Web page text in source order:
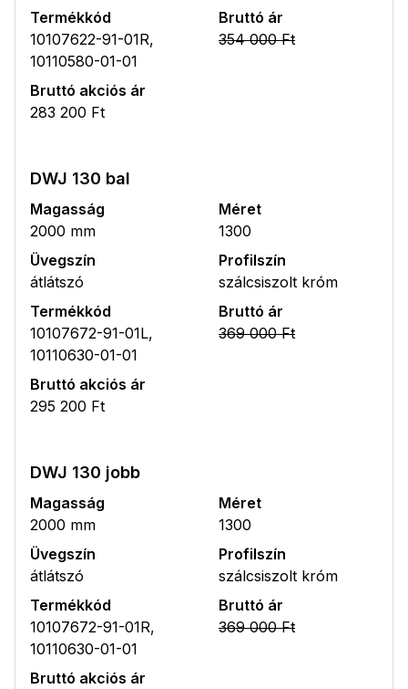
Termékkód
10107622-91-01R,
10110580-01-01
Bruttó ár
354 000 Ft
Bruttó akciós ár
283 200 Ft
DWJ 130 bal
Magasság
2000 mm
Méret
1300
Üvegszín
átlátszó
Profilszín
szálcsiszolt króm
Termékkód
10107672-91-01L,
10110630-01-01
Bruttó ár
369 000 Ft
Bruttó akciós ár
295 200 Ft
DWJ 130 jobb
Magasság
2000 mm
Méret
1300
Üvegszín
átlátszó
Profilszín
szálcsiszolt króm
Termékkód
10107672-91-01R,
10110630-01-01
Bruttó ár
369 000 Ft
Bruttó akciós ár